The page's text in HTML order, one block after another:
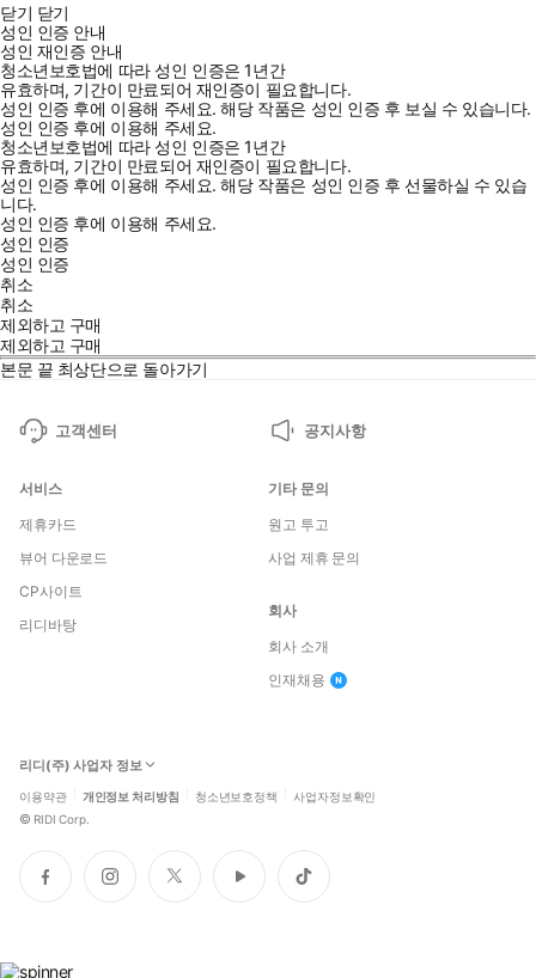
닫기 닫기
성인 인증 안내
성인 재인증 안내
청소년보호법에 따라 성인 인증은 1년간
유효하며, 기간이 만료되어 재인증이 필요합니다.
성인 인증 후에 이용해 주세요.해당 작품은 성인 인증 후 보실 수 있습니다.
성인 인증 후에 이용해 주세요.
청소년보호법에 따라 성인 인증은 1년간
유효하며, 기간이 만료되어 재인증이 필요합니다.
성인 인증 후에 이용해 주세요.해당 작품은 성인 인증 후 선물하실 수 있습
니다.
성인 인증 후에 이용해 주세요.
성인 인증
성인 인증
취소
취소
제외하고 구매
제외하고 구매
본문 끝 최상단으로 돌아가기
고객센터 공지사항
서비스
제휴카드
뷰어 다운로드
CP사이트
리디바탕
기타 문의
원고 투고
사업 제휴 문의
회사
회사 소개
인재채용
리디(주) 사업자 정보
이용약관 개인정보 처리방침 청소년보호정책 사업자정보확인
© RIDI Corp.
페
이
인
스
트
위
유
튜
틱
톡